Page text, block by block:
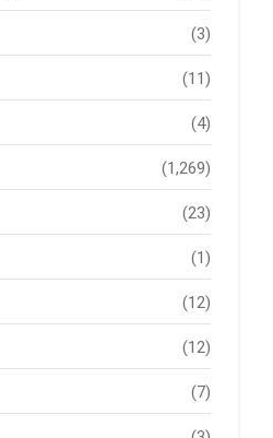
(3)
(11)
(4)
(1,269)
(23)
(1)
(12)
(12)
(7)